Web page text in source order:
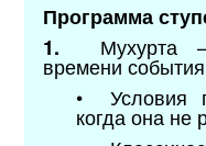
Программа
1. Мухурта –
времени
• Условия
когда она не